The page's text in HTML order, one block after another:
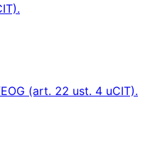
(art. 22 ust. 4 uCIT).